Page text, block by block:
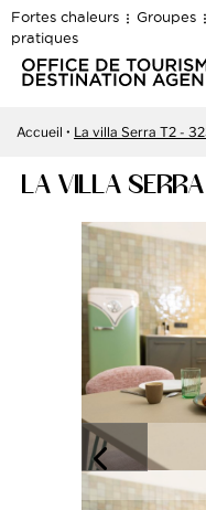
Fortes chaleurs Groupes
pratiques
Accueil La villa Serra T2 -
LA VILLA